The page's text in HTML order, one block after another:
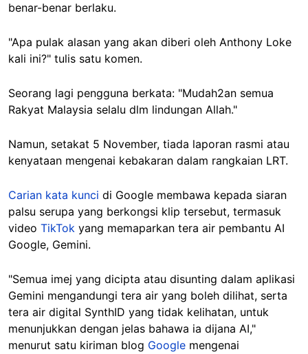
benar-benar berlaku.
"Apa pulak alasan yang akan diberi oleh Anthony Loke
kali ini?" tulis satu komen.
Seorang lagi pengguna berkata: "Mudah2an semua
Rakyat Malaysia selalu dlm lindungan Allah."
Namun, setakat 5 November, tiada laporan rasmi atau
kenyataan mengenai kebakaran dalam rangkaian LRT.
Carian kata kunci di Google membawa kepada siaran
palsu serupa yang berkongsi klip tersebut, termasuk
video TikTok yang memaparkan tera air pembantu AI
Google, Gemini.
"Semua imej yang dicipta atau disunting dalam aplikasi
Gemini mengandungi tera air yang boleh dilihat, serta
tera air digital SynthID yang tidak kelihatan, untuk
menunjukkan dengan jelas bahawa ia dijana AI,"
menurut satu kiriman blog Google mengenai